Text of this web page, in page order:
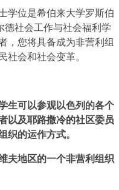
学位是希伯来大学罗斯伯
德社会工作与社会福利学
，您将具备成为非营利组
会和社会变革。
生可以参观以色列的各个
以及耶路撒冷的社区委员
的运作方式。
夫地区的一个非营利组织